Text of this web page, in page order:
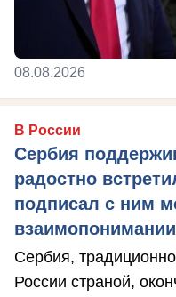
08.08.2026
В России
Сербия
радостно
подписал с ним
Сербия,
России страной,